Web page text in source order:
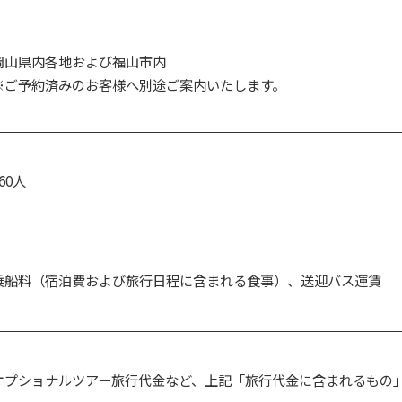
山県内各地および福山市内
予約済みのお客様へ別途ご案内いたします。
人
船料（宿泊費および旅行日程に含まれる食事）、送迎バス運賃
プショナルツアー旅行代金など、上記「旅行代金に含まれるもの